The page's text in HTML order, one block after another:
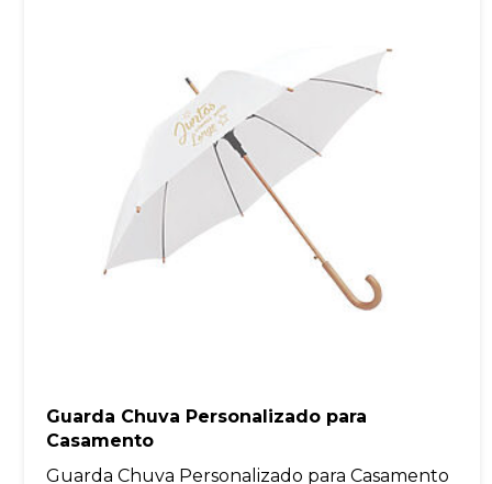
Guarda Chuva Personalizado para
Casamento
Guarda Chuva Personalizado para Casamento